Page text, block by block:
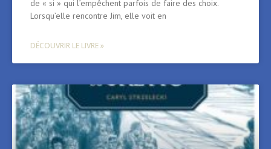
de « si » qui l’empêchent parfois de faire des choix.
Lorsqu’elle rencontre Jim, elle voit en
DÉCOUVRIR LE LIVRE »